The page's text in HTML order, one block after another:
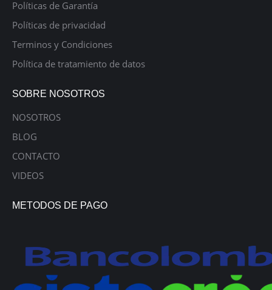
Políticas de Garantía
Políticas de privacidad
Terminos y Condiciones
Política de tratamiento de datos
SOBRE NOSOTROS
NOSOTROS
BLOG
CONTACTO
VIDEOS
METODOS DE PAGO